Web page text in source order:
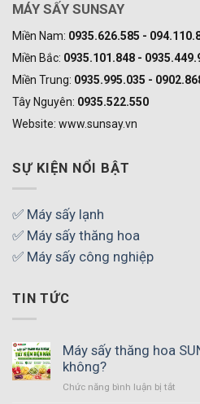
MÁY SẤY SUNSAY
Miền Nam: 0935.626.585 -
Miền Bắc: 0935.101.848 -
Miền Trung: 0935.995.035 -
Tây Nguyên: 0935.522.550
Website: www.sunsay.vn
SỰ KIỆN NỔI BẬT
✅ Máy sấy lạnh
✅ Máy sấy thăng hoa
✅ Máy sấy công nghiệp
TIN TỨC
Máy sấy thăng hoa
không?
Chức năng bình luận bị tắt